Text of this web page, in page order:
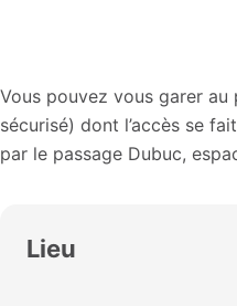
Vous pouvez vous garer
sécurisé) dont l’accès se
par le passage Dubuc,
Lieu